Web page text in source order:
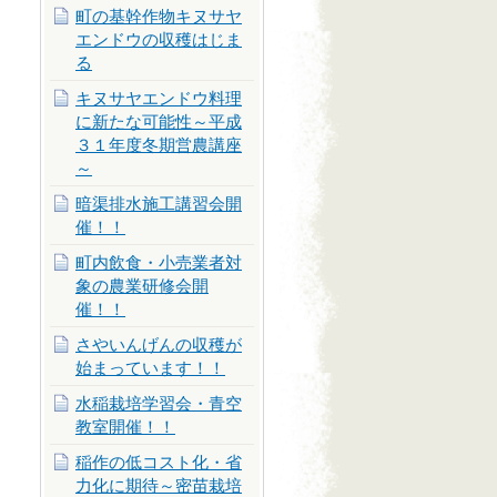
町の基幹作物キヌサヤ
エンドウの収穫はじま
る
キヌサヤエンドウ料理
に新たな可能性～平成
３１年度冬期営農講座
～
暗渠排水施工講習会開
催！！
町内飲食・小売業者対
象の農業研修会開
催！！
さやいんげんの収穫が
始まっています！！
水稲栽培学習会・青空
教室開催！！
稲作の低コスト化・省
力化に期待～密苗栽培